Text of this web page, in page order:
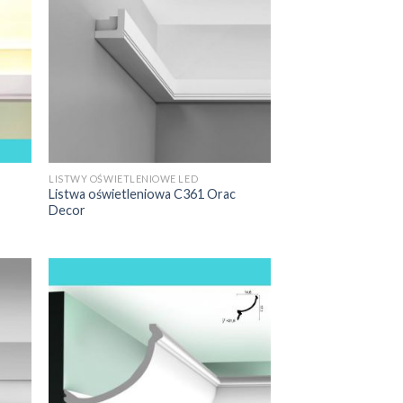
wytrzymałe, a na ścianie czy
montażowego do sztukaterii. Dużą
wody i wilgoci oraz innych cieczy.
oraz innych pomieszczeniach o
i osób o obniżonej odporności
substancji.
typu. Jak już jednak wspomnieliśmy,
źródła alternatywnego
diody LED są bardzo żywotne, a
dodatkowo oszczędności w
szerokie możliwości aranżacyjne.
wnętrz, to „zabawa” z taśmami LED
LISTWY OŚWIETLENIOWE LED
Listwa oświetleniowa C361 Orac
Decor